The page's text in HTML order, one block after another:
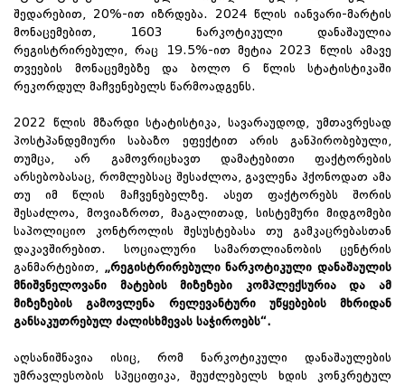
შედარებით, 20%-ით იზრდება. 2024 წლის იანვარი-მარტის
მონაცემებით, 1603 ნარკოტიკული დანაშაულია
რეგისტრირებული, რაც 19.5%-ით მეტია 2023 წლის ამავე
თვეების მონაცემებზე და ბოლო 6 წლის სტატისტიკაში
რეკორდულ მაჩვენებელს წარმოადგენს.
2022 წლის მზარდი სტატისტიკა, სავარაუდოდ, უმთავრესად
პოსტპანდემიური საბაზო ეფექტით არის განპირობებული,
თუმცა, არ გამოვრიცხავთ დამატებითი ფაქტორების
არსებობასაც, რომლებსაც შესაძლოა, გავლენა ჰქონოდათ ამა
თუ იმ წლის მაჩვენებელზე. ასეთ ფაქტორებს შორის
შესაძლოა, მოვიაზროთ, მაგალითად, სისტემური მიდგომები
საპოლიციო კონტროლის შესუსტებასა თუ გამკაცრებასთან
დაკავშირებით. სოციალური სამართლიანობის ცენტრის
განმარტებით, „რეგისტრირებული ნარკოტიკული დანაშაულის
მნიშვნელოვანი მატების მიზეზები კომპლექსურია და ამ
მიზეზების გამოვლენა რელევანტური უწყებების მხრიდან
განსაკუთრებულ ძალისხმევას საჭიროებს“.
აღსანიშნავია ისიც, რომ ნარკოტიკული დანაშაულების
უმრავლესობის სპეციფიკა, შეუძლებელს ხდის კონკრეტულ